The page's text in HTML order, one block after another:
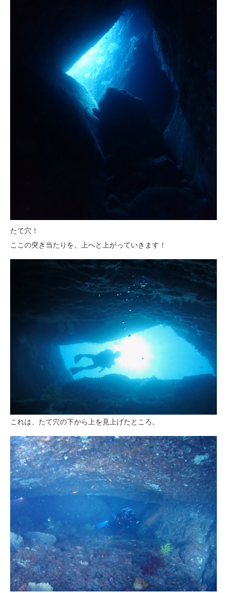
たて穴！
ここの突き当たりを、上へと上がっていきます！
これは、たて穴の下から上を見上げたところ。